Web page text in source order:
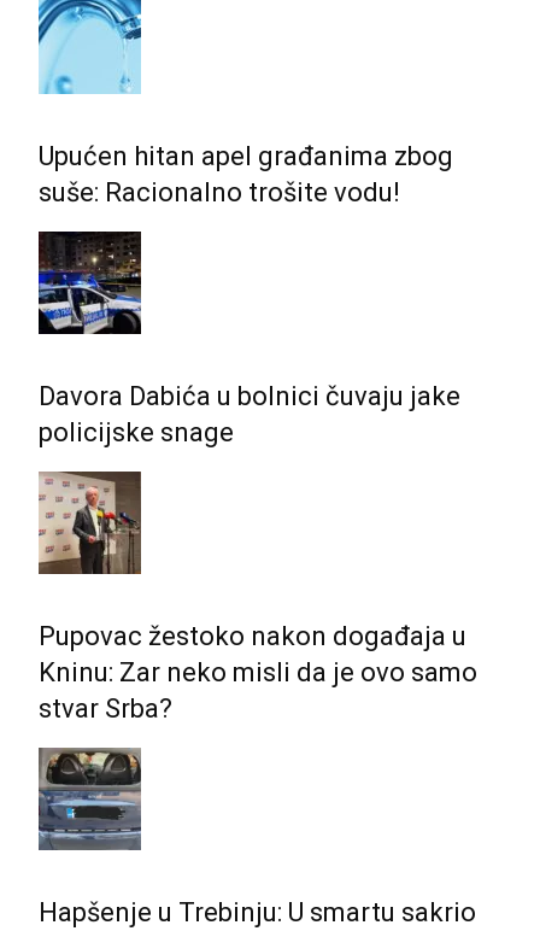
Upućen hitan apel građanima zbog
suše: Racionalno trošite vodu!
Davora Dabića u bolnici čuvaju jake
policijske snage
Pupovac žestoko nakon događaja u
Kninu: Zar neko misli da je ovo samo
stvar Srba?
Hapšenje u Trebinju: U smartu sakrio